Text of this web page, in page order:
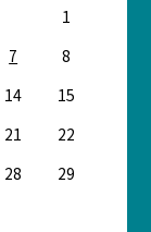
1
7
8
14
15
21
22
28
29